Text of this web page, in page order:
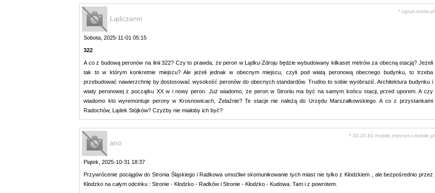
Lądczanin
*.cgnat.inetia.pl
Sobota, 2025-11-01 05:15
322
A co z budową peronów na linii 322? Czy to prawda, że peron w Lądku-Zdroju będzie wybudowany kilkaset metrów za obecną stacją? Jeżeli
tak to w którym konkretnie miejscu? Ale jeżeli jednak w obecnym miejscu, czyli pod wiatą peronową obecnego budynku, to trzeba
przebudować nawierzchnię by dostosować wysokość peronów do obecnych standardów. Trudno to sobie wyobrazić. Architektura budynku i
wiaty peronowej z początku XX w i nowy peron. Już wiadomo, że peron w Stroniu ma być na samym końcu stacji, przed uporem. A czy
wiadomo kto wyremontuje perony w Krosnowicach, Żelaźnie? Te stacje nie należą do Urzędu Marszałkowskiego. A co z przystankami
Radochów, Lądek Stójków? Czyżby nie miałoby ich być?
ano
*.30.10.81.mobile.internet.t-mobile.pl
Piątek, 2025-10-31 18:37
Przywrócenie pociągów do Stronia Śląskiego i Radkowa umożliwi skomunikowanie tych miast nie tylko z Kłodzkiem , ale bezpośrednio przez
Kłodzko na całym odcinku : Stronie - Kłodzko - Radków i Stronie - Kłodzko - Kudowa. Tam i z powrotem.